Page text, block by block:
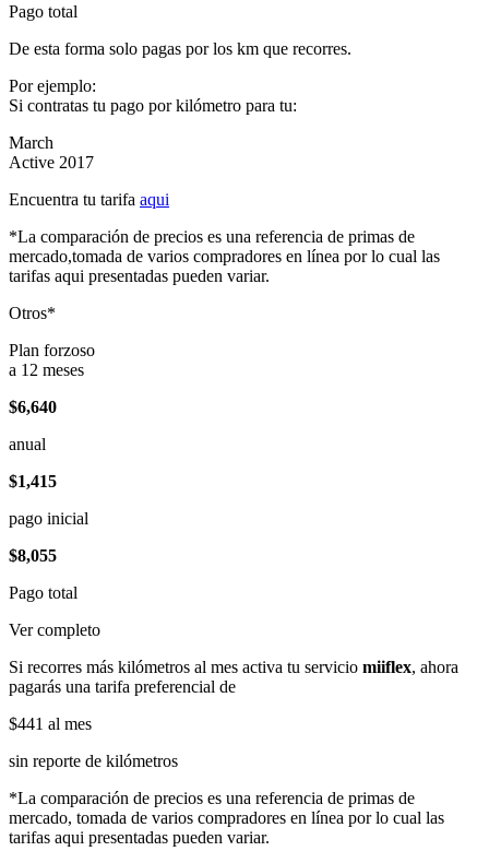
Pago total
De esta forma solo pagas por los km que recorres.
Por ejemplo:
Si contratas tu pago por kilómetro para tu:
March
Active 2017
Encuentra tu tarifa aqui
*La comparación de precios es una referencia de primas de
mercado,tomada de varios compradores en línea por lo cual las
tarifas aqui presentadas pueden variar.
Otros*
Plan forzoso
a 12 meses
$6,640
anual
$1,415
pago inicial
$8,055
Pago total
Ver completo
Si recorres más kilómetros al mes activa tu servicio miiflex, ahora
pagarás una tarifa preferencial de
$441 al mes
sin reporte de kilómetros
*La comparación de precios es una referencia de primas de
mercado, tomada de varios compradores en línea por lo cual las
tarifas aqui presentadas pueden variar.